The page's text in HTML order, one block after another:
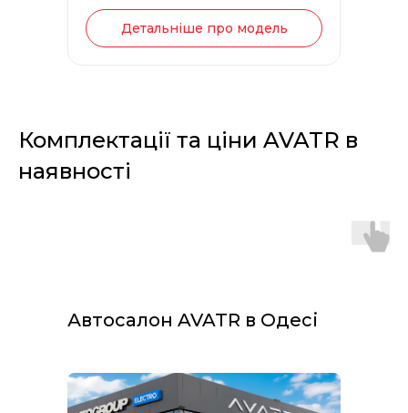
Детальніше про модель
Комплектації та ціни AVATR в
наявності
Автосалон AVATR в Одесі